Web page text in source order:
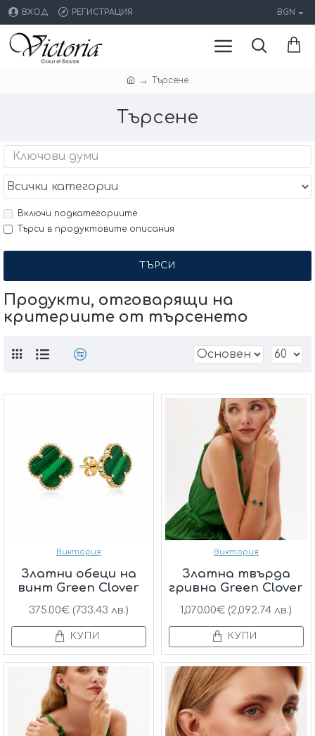
ВХОД РЕГИСТРАЦИЯ BGN
Търсене
Търсене
Включи подкатегориите
Търси в продуктовите описания
ТЪРСИ
Продукти, отговарящи на
критериите от търсенето
Виктория
Златни обеци на
винт Green Clover
375.00€ (733.43 лв.)
КУПИ
Виктория
Златна твърда
гривна Green Clover
1,070.00€ (2,092.74 лв.)
КУПИ